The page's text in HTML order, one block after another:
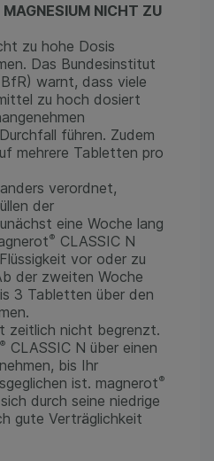
NICHT ZU
zu hohe Dosis
Das Bundesinstitut
warnt, dass viele
zu hoch dosiert
führen. Zudem
mehrere Tabletten pro
verordnet,
der
eine Woche lang
® CLASSIC N
vor oder zu
der zweiten Woche
3 Tabletten über den
zeitlich nicht begrenzt.
® CLASSIC N über einen
bis Ihr
ist. magnerot®
durch seine niedrige
gute Verträglichkeit